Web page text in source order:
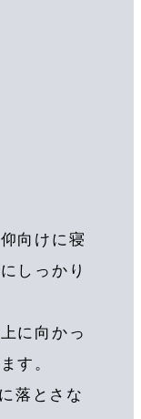
向けに寝
しっかり
に向かっ
す。
落とさな